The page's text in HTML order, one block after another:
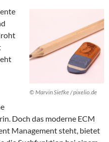
© Marvin Siefke / pixelio.de
Doch das moderne ECM
Management steht, bietet